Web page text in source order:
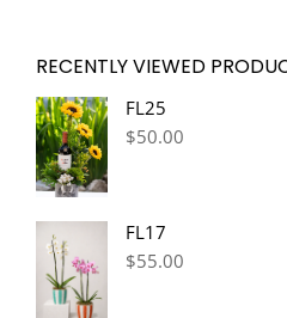
RECENTLY VIEWED
FL25
$50.00
FL17
$55.00